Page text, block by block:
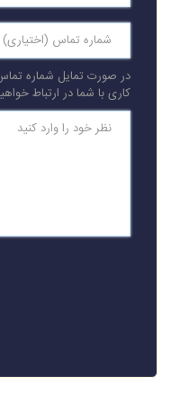
در صورت تمایل شماره
کاری با شما در ارتباط